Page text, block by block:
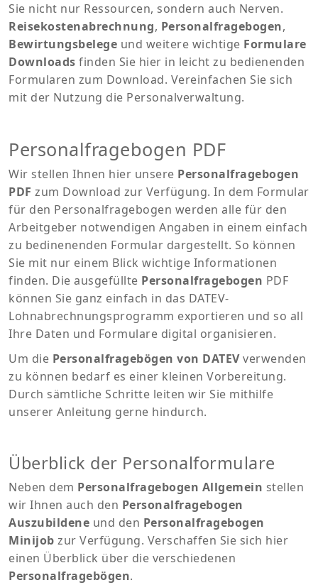
Sie nicht nur Ressourcen, sondern auch Nerven.
Reisekostenabrechnung, Personalfragebogen,
Bewirtungsbelege und weitere wichtige Formulare
Downloads finden Sie hier in leicht zu bedienenden
Formularen zum Download. Vereinfachen Sie sich
mit der Nutzung die Personalverwaltung.
Personalfragebogen PDF
Wir stellen Ihnen hier unsere Personalfragebogen
PDF zum Download zur Verfügung. In dem Formular
für den Personalfragebogen werden alle für den
Arbeitgeber notwendigen Angaben in einem einfach
zu bedinenenden Formular dargestellt. So können
Sie mit nur einem Blick wichtige Informationen
finden. Die ausgefüllte Personalfragebogen PDF
können Sie ganz einfach in das DATEV-
Lohnabrechnungsprogramm exportieren und so all
Ihre Daten und Formulare digital organisieren.
Um die Personalfragebögen von DATEVverwenden
zu können bedarf es einer kleinen Vorbereitung.
Durch sämtliche Schritte leiten wir Sie mithilfe
unserer Anleitung gerne hindurch.
Überblick der Personalformulare
Neben dem Personalfragebogen Allgemein stellen
wir Ihnen auch den Personalfragebogen
Auszubildene und den Personalfragebogen
Minijob zur Verfügung. Verschaffen Sie sich hier
einen Überblick über die verschiedenen
Personalfragebögen.